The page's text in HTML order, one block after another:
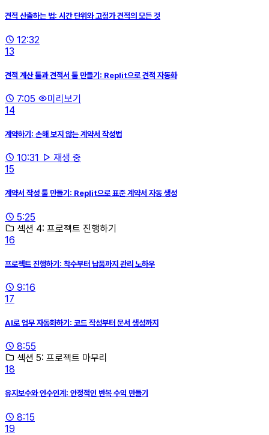
견적 산출하는 법: 시간 단위와 고정가 견적의 모든 것
12:32
13
견적 계산 툴과 견적서 툴 만들기: Replit으로 견적 자동화
7:05
미리보기
14
계약하기: 손해 보지 않는 계약서 작성법
10:31
재생 중
15
계약서 작성 툴 만들기: Replit으로 표준 계약서 자동 생성
5:25
섹션 4: 프로젝트 진행하기
16
프로젝트 진행하기: 착수부터 납품까지 관리 노하우
9:16
17
AI로 업무 자동화하기: 코드 작성부터 문서 생성까지
8:55
섹션 5: 프로젝트 마무리
18
유지보수와 인수인계: 안정적인 반복 수익 만들기
8:15
19